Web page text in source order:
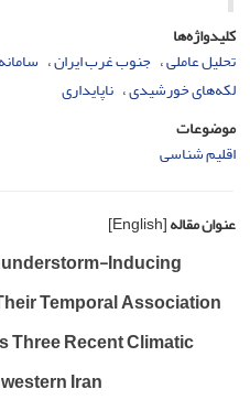
کلیدواژه‌ها
تحلیل عاملی جنوب غرب ایران
لکه‌های خورشیدی ناپایداری
موضوعات
اقلیم شناسی
عنوان مقاله[English]
Inducing
Temporal Association
Recent Climatic
Iran